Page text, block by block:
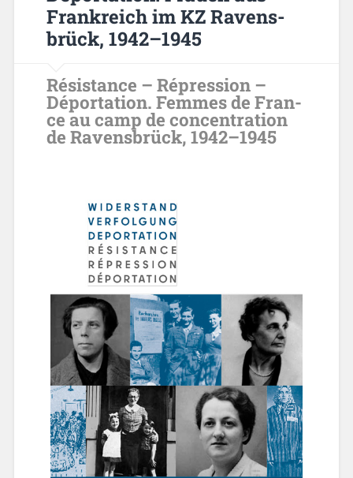
Frank­reich im KZ Ra­vens­
brück, 1942–1945
Résis­tan­ce – Répres­si­on –
Dépor­ta­ti­on. Femmes de Fran­
ce au camp de con­cen­tra­ti­on
de Ra­vens­brück, 1942–1945